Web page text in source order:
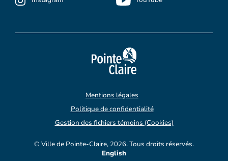
© Ville de Pointe-Claire, 2026. Tous droits réservés.
Mentions légales
Politique de confidentialité
Gestion des fichiers témoins (Cookies)
English